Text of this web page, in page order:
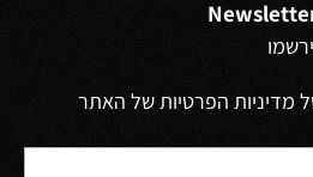
מדיניות הפרטיות של האתר